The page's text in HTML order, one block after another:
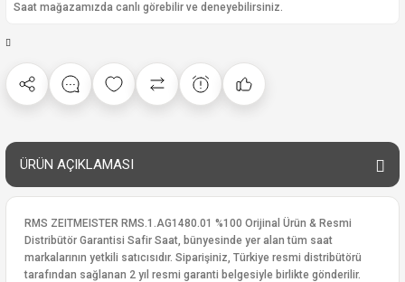
Saat mağazamızda canlı görebilir ve deneyebilirsiniz.
ÜRÜN AÇIKLAMASI
RMS ZEITMEISTER RMS.1.AG1480.01 %100 Orijinal Ürün & Resmi
Distribütör Garantisi Safir Saat, bünyesinde yer alan tüm saat
markalarının yetkili satıcısıdır. Siparişiniz, Türkiye resmi distribütörü
tarafından sağlanan 2 yıl resmi garanti belgesiyle birlikte gönderilir.